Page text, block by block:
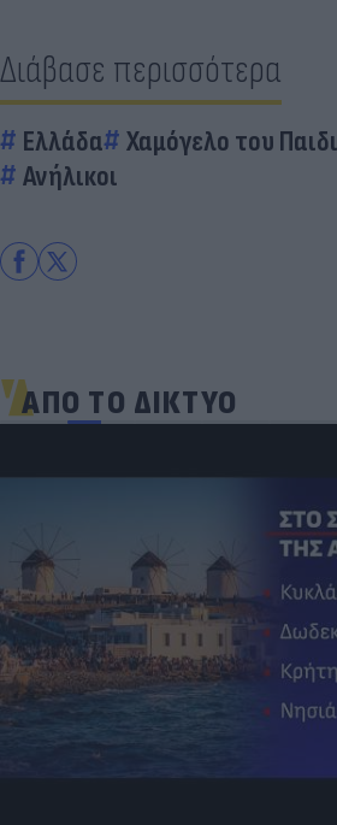
Διάβασε περισσότερα
Ελλάδα Χαμόγελο του
Ανήλικοι
ΑΠΟ ΤΟ ΔΙΚΤΥΟ
Ηλεκτρικά πατίνια: 3,5 φορές
κίνδυνος σοβαρής